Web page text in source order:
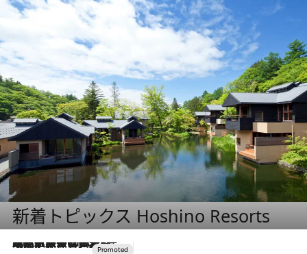
新着トピックス Hoshino Resorts
2026.7.31
【ホテル帰省】という選択肢をOMOが提案。家族とほどよい距離を保つには「昼は実家、夜は気兼ねなくホテルで！」